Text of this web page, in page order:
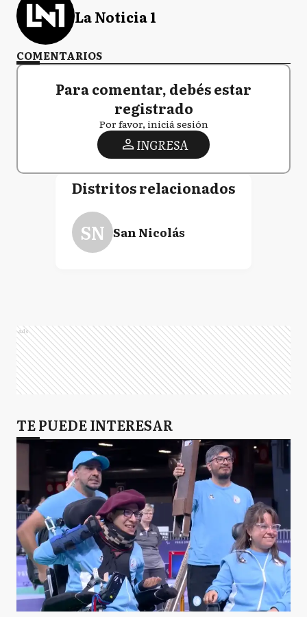
La Noticia 1
COMENTARIOS
Para comentar, debés estar
registrado
Por favor, iniciá sesión
INGRESA
Distritos relacionados
SN San Nicolás
Ads
TE PUEDE INTERESAR